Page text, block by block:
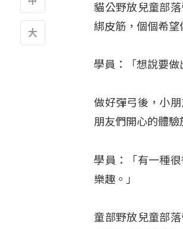
貓公野放兒童部
綁皮筋，個個希望
學員：「想說要做
做好彈弓後，小
朋友們開心的體驗
學員：「有一種
樂趣。」
童部野放兒童部